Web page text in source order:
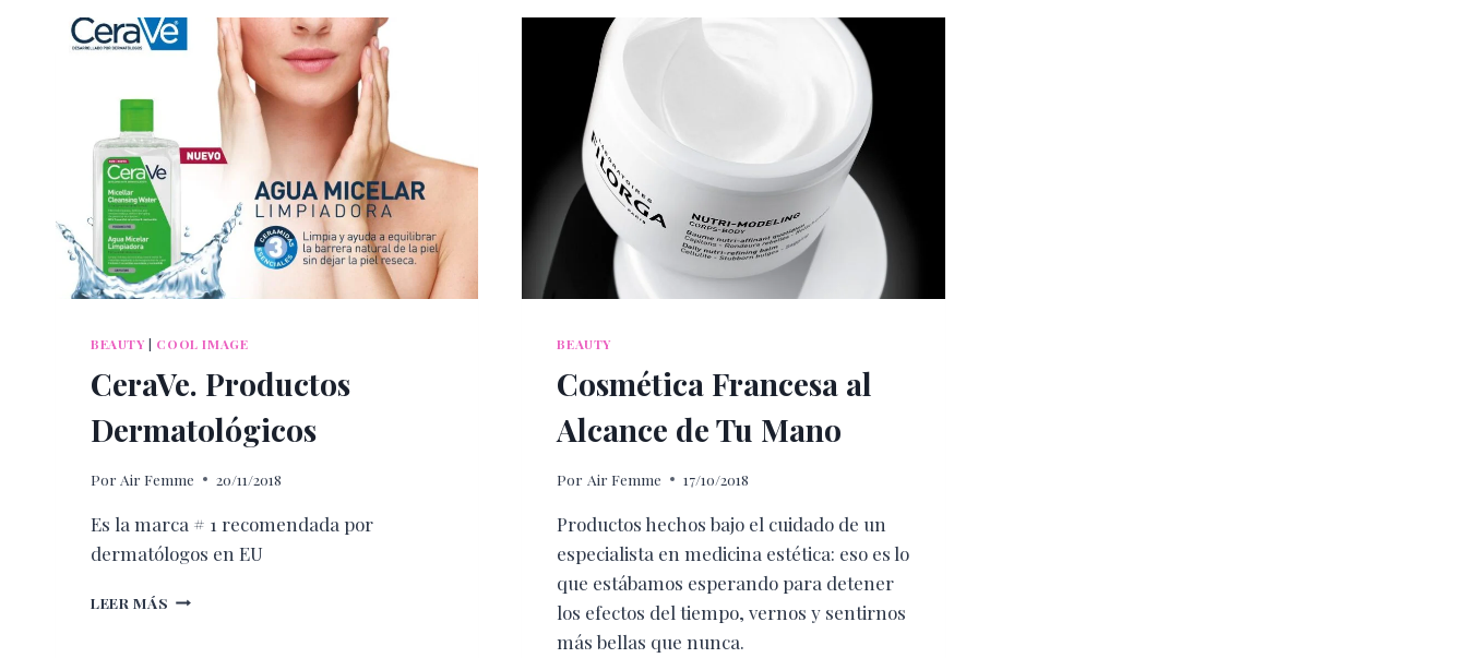
BEAUTY | COOL IMAGE
CeraVe. Productos
Dermatológicos
Por Air Femme 20/11/2018
Es la marca # 1 recomendada por
dermatólogos en EU
LEER MÁS CERAVE.
BEAUTY
Cosmética Francesa al
Alcance de Tu Mano
Por Air Femme 17/10/2018
Productos hechos bajo el cuidado de un
especialista en medicina estética: eso es lo
que estábamos esperando para detener
los efectos del tiempo, vernos y sentirnos
más bellas que nunca.